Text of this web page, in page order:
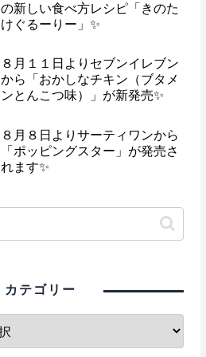
の新しい食べ方レシピ「きのた
けぐるーりー」✨
８月１１日よりセブンイレブン
から「おかしなチキン（ブタメ
ンとんこつ味）」が新発売✨
８月８日よりサーティワンから
「ポッピングスター」が発売さ
れます✨
カテゴリー